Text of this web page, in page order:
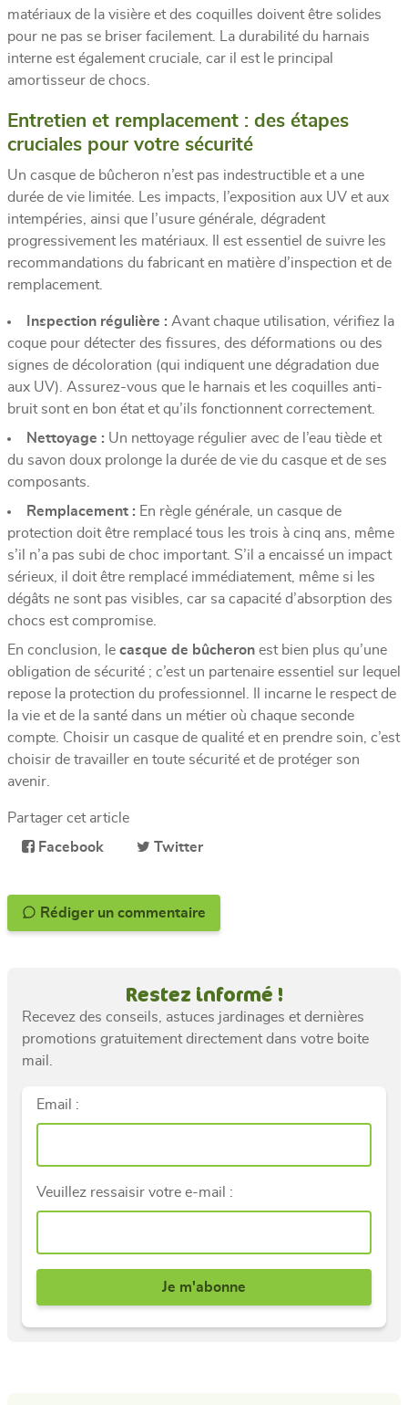
matériaux de la visière et des coquilles doivent être solides
pour ne pas se briser facilement. La durabilité du harnais
interne est également cruciale, car il est le principal
amortisseur de chocs.
Entretien et remplacement : des étapes
cruciales pour votre sécurité
Un casque de bûcheron n’est pas indestructible et a une
durée de vie limitée. Les impacts, l’exposition aux UV et aux
intempéries, ainsi que l’usure générale, dégradent
progressivement les matériaux. Il est essentiel de suivre les
recommandations du fabricant en matière d’inspection et de
remplacement.
Inspection régulière : Avant chaque utilisation, vérifiez la
coque pour détecter des fissures, des déformations ou des
signes de décoloration (qui indiquent une dégradation due
aux UV). Assurez-vous que le harnais et les coquilles anti-
bruit sont en bon état et qu’ils fonctionnent correctement.
Nettoyage : Un nettoyage régulier avec de l’eau tiède et
du savon doux prolonge la durée de vie du casque et de ses
composants.
Remplacement : En règle générale, un casque de
protection doit être remplacé tous les trois à cinq ans, même
s’il n’a pas subi de choc important. S’il a encaissé un impact
sérieux, il doit être remplacé immédiatement, même si les
dégâts ne sont pas visibles, car sa capacité d’absorption des
chocs est compromise.
En conclusion, le casque de bûcheron est bien plus qu’une
obligation de sécurité ; c’est un partenaire essentiel sur lequel
repose la protection du professionnel. Il incarne le respect de
la vie et de la santé dans un métier où chaque seconde
compte. Choisir un casque de qualité et en prendre soin, c’est
choisir de travailler en toute sécurité et de protéger son
avenir.
Partager cet article
Facebook
Twitter
Rédiger un commentaire
Restez informé !
Recevez des conseils, astuces jardinages et dernières
promotions gratuitement directement dans votre boite
mail.
Email :
Veuillez ressaisir votre e-mail :